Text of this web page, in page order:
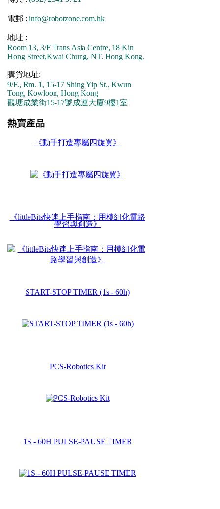
電郵 : info@robotzone.com.hk
地址 :
Room 13, 3/F Trans Asia Centre, 18 Kin
Hong Street,Kwai Chung, NT. Hong Kong.
購貨地址:
9/F., Rm. 1, 15-17 Shing Yip St., Kwun
Tong, Kowloon, Hong Kong
觀塘成業街15-17號成運大廈9樓1室
熱賣產品
《動手打造專屬四旋翼》
《littleBits快速上手指南：用模組化電路
學習與創造 》
START-STOP TIMER (1s - 60h)
PCS-Robotics Kit
1S - 60H PULSE-PAUSE TIMER